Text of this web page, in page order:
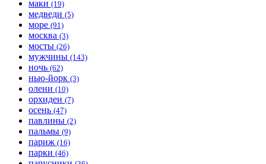
маки (19)
медведи (5)
море (91)
москва (3)
мосты (26)
мужчины (143)
ночь (62)
нью-йорк (3)
олени (10)
орхидеи (7)
осень (47)
павлины (2)
пальмы (9)
париж (16)
парки (46)